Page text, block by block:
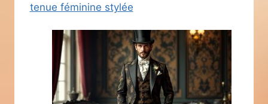
tenue féminine stylée